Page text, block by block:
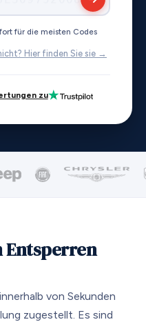
für die meisten Codes
Hier finden Sie sie →
zu
Entsperren
von Sekunden
zugestellt. Es sind